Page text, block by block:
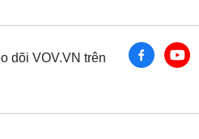
dõi VOV.VN trên